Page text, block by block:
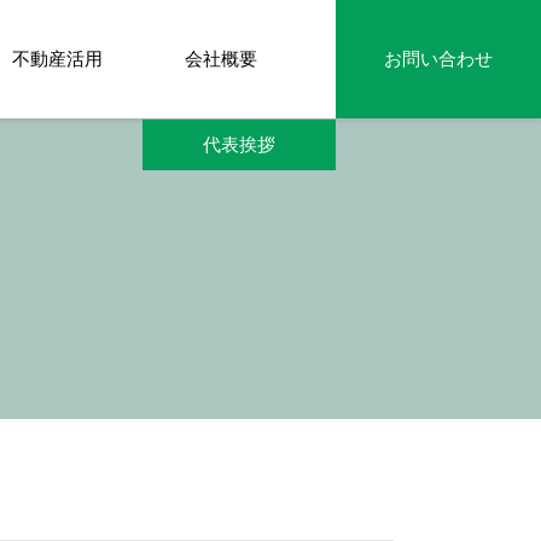
不動産活用 会社概要 お問い合わせ
代表挨拶